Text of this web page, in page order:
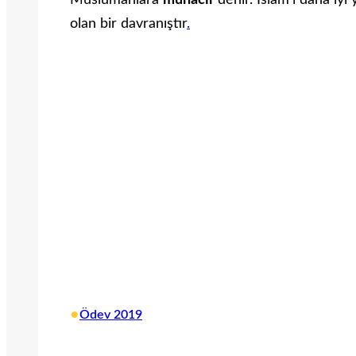
olan bir davranıştır.
•Ödev 2019